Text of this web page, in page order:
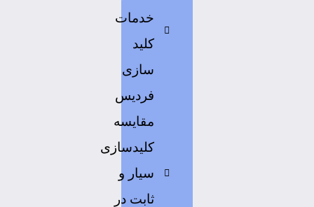
خدمات
کلید
سازی
فردیس
مقایسه
کلیدسازی
سیار و
ثابت در